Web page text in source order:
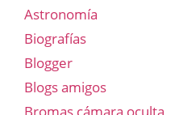
Astronomía
Biografías
Blogger
Blogs amigos
Bromas cámara oculta